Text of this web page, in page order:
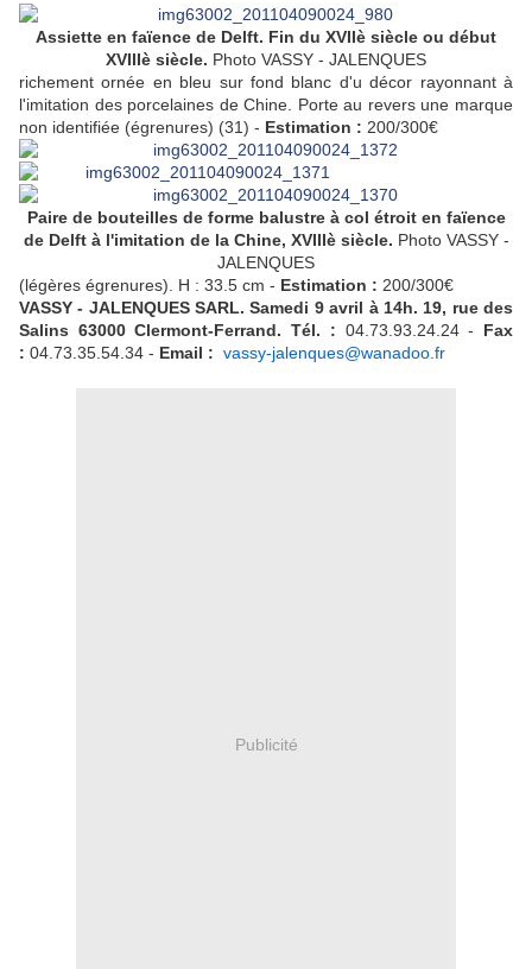
Assiette en faïence de Delft. Fin du XVIIè siècle ou début
XVIIIè siècle. Photo VASSY - JALENQUES
richement ornée en bleu sur fond blanc d'u décor rayonnant à
l'imitation des porcelaines deChine . Porte au revers une marque
non identifiée (égrenures) (31) - Estimation : 200/300€
Paire de bouteilles de forme balustre à col étroit en faïence
de Delft à l'imitation de la Chine, XVIIIè siècle. Photo VASSY -
JALENQUES
(légères égrenures). H : 33.5 cm - Estimation : 200/300€
VASSY - JALENQUES SARL. Samedi 9 avril à 14h. 19, rue des
Salins 63000 Clermont-Ferrand.Tél. : 04.73.93.24.24 - Fax
: 04.73.35.54.34 - Email : vassy-jalenques@wanadoo.fr
Publicité